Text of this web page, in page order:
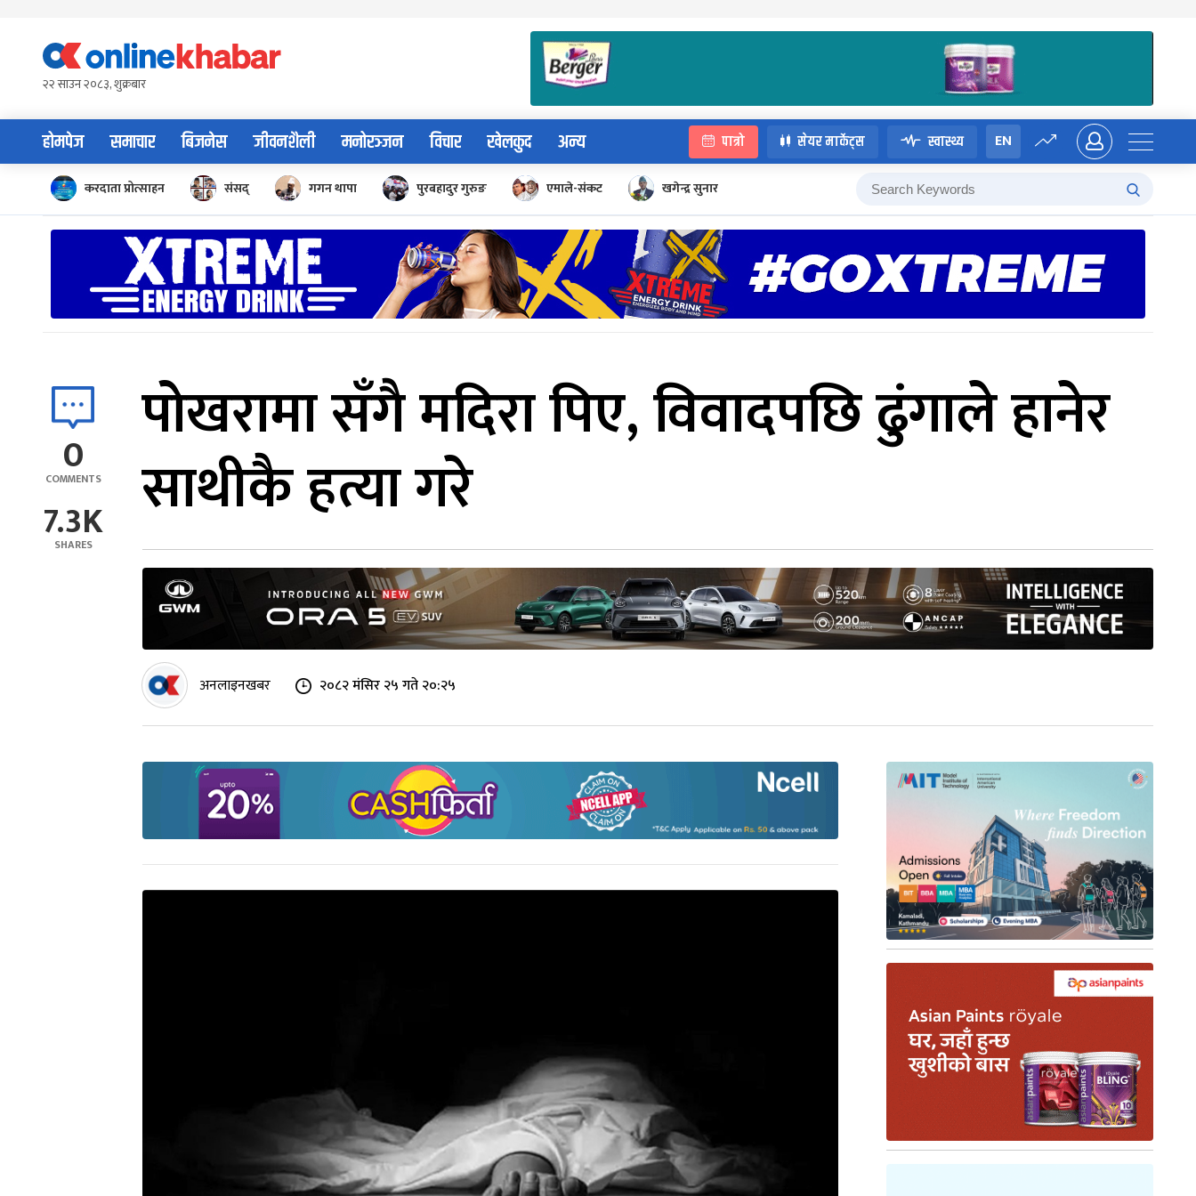
content२२ साउन २०८३, शुक्रबार
होमपेज समाचार बिजनेस जीवनशैली मनोरञ्जन विचार खेलकुद अन्य पात्रो सेयर मार्केट्स स्वास्थ्य EN
करदाता प्रोत्साहन संसद् गगन थापा पुरबहादुर गुरुङ एमाले-संकट खगेन्द्र सुनार
0
COMMENTS
7.3K
SHARES
पोखरामा सँगै मदिरा पिए, विवादपछि ढुंगाले हानेर
साथीकै हत्या गरे
अनलाइनखबर २०८२ मंसिर २५ गते २०:२५